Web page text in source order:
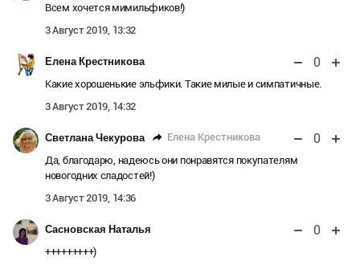
Всем хочется мимильфиков!)
3 Август 2019, 13:32
Елена Крестникова 0
Какие хорошенькие эльфики. Такие милые и симпатичные.
3 Август 2019, 14:32
Светлана Чекурова Елена Крестникова 0
Да, благодарю, надеюсь они понравятся покупателям
новогодних сладостей!)
3 Август 2019, 14:36
Сасновская Наталья 0
+++++++++)